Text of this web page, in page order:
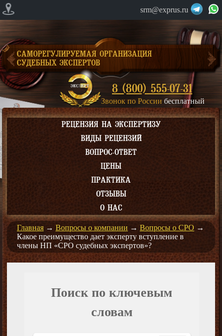
srm@exprus.ru
САМОРЕГУЛИРУЕМАЯ ОРГАНИЗАЦИЯ
СУДЕБНЫХ ЭКСПЕРТОВ
8 (800) 555-07-31
Звонок по России бесплатный
РЕЦЕНЗИЯ НА ЭКСПЕРТИЗУ
ВИДЫ РЕЦЕНЗИЙ
ВОПРОС-ОТВЕТ
ЦЕНЫ
ПРАКТИКА
ОТЗЫВЫ
О НАС
Главная → Вопросы о компании → Вопросы о СРО →
Какое преимущество дает эксперту вступление в
члены НП «СРО судебных экспертов»?
Поиск по ключевым
словам